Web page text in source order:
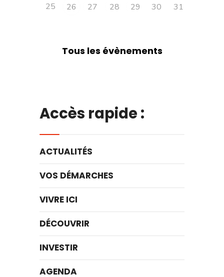
25
26 27 28 29 30 31
Tous les évènements
Accès rapide :
ACTUALITÉS
VOS DÉMARCHES
VIVRE ICI
DÉCOUVRIR
INVESTIR
AGENDA